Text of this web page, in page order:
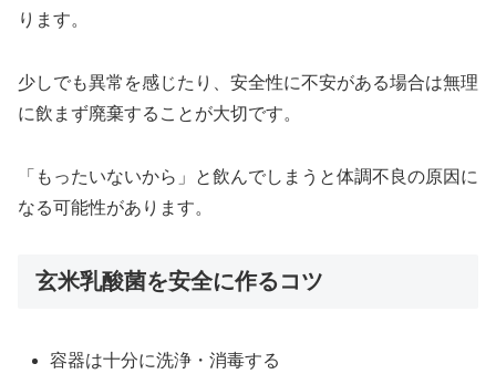
ります。
少しでも異常を感じたり、安全性に不安がある場合は無理
に飲まず廃棄することが大切です。
「もったいないから」と飲んでしまうと体調不良の原因に
なる可能性があります。
玄米乳酸菌を安全に作るコツ
容器は十分に洗浄・消毒する